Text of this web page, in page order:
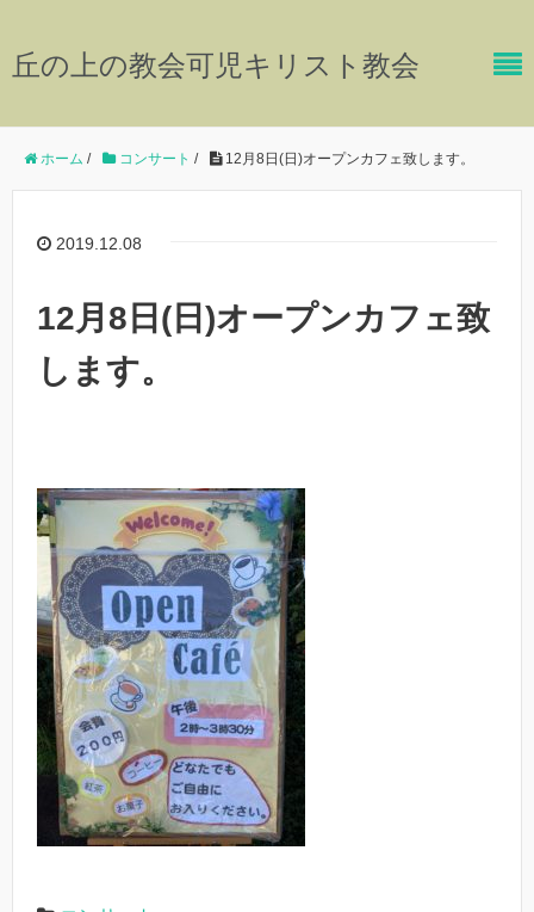
丘の上の教会可児キリスト教会
ホーム / コンサート / 12月8日(日)オープンカフェ致します。
2019.12.08
12月8日(日)オープンカフェ致
します。